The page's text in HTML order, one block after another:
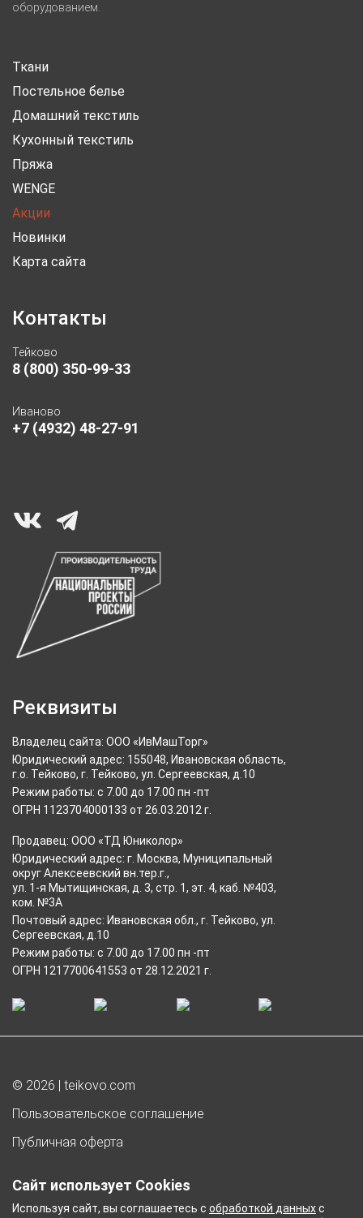
оборудованием.
Ткани
Постельное белье
Домашний текстиль
Кухонный текстиль
Пряжа
WENGE
Акции
Новинки
Карта сайта
Контакты
Тейково
8 (800) 350-99-33
Иваново
+7 (4932) 48-27-91
Реквизиты
Владелец сайта: ООО «ИвМашТорг»
Юридический адрес: 155048, Ивановская область,
г.о. Тейково, г. Тейково, ул. Сергеевская, д.10
Режим работы: с 7.00 до 17.00 пн -пт
ОГРН 1123704000133 от 26.03.2012 г.
Продавец: ООО «ТД Юниколор»
Юридический адрес: г. Москва, Муниципальный
округ Алексеевский вн.тер.г.,
ул. 1-я Мытищинская, д. 3, стр. 1, эт. 4, каб. №403,
ком. №3А
Почтовый адрес: Ивановская обл., г. Тейково, ул.
Сергеевская, д.10
Режим работы: с 7.00 до 17.00 пн -пт
ОГРН 1217700641553 от 28.12.2021 г.
© 2026 | teikovo.com
Пользовательское соглашение
Публичная оферта
Сайт использует Cookies
Используя сайт, вы соглашаетесь с обработкой данныхс